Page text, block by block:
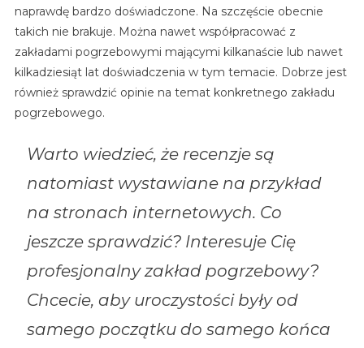
naprawdę bardzo doświadczone. Na szczęście obecnie
takich nie brakuje. Można nawet współpracować z
zakładami pogrzebowymi mającymi kilkanaście lub nawet
kilkadziesiąt lat doświadczenia w tym temacie. Dobrze jest
również sprawdzić opinie na temat konkretnego zakładu
pogrzebowego.
Warto wiedzieć, że recenzje są
natomiast wystawiane na przykład
na stronach internetowych. Co
jeszcze sprawdzić? Interesuje Cię
profesjonalny zakład pogrzebowy?
Chcecie, aby uroczystości były od
samego początku do samego końca